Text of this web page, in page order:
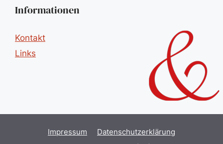
Informationen
Kontakt
Links
Impressum
Datenschutzerklärung